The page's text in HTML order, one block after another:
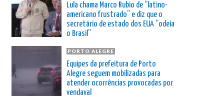
Lula chama Marco Rubio de “latino-
americano frustrado” e diz que o
secretário de estado dos EUA “odeia
o Brasil”
PORTO ALEGRE
Equipes da prefeitura de Porto
Alegre seguem mobilizadas para
atender ocorrências provocadas por
vendaval